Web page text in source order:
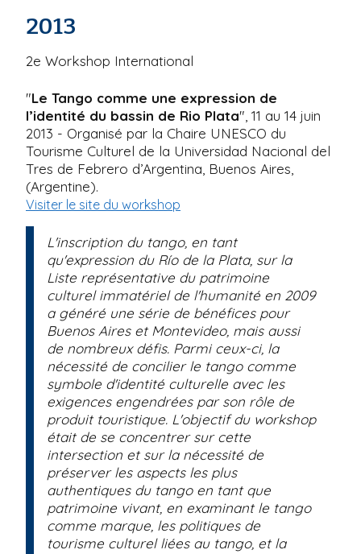
2013
2e Workshop International
"Le Tango comme une expression de
l’identité du bassin de Rio Plata", 11 au 14 juin
2013 - Organisé par la Chaire UNESCO du
Tourisme Culturel de la Universidad Nacional del
Tres de Febrero d’Argentina, Buenos Aires,
(Argentine).
Visiter le site du workshop
L'inscription du tango, en tant
qu'expression du Río de la Plata, sur la
Liste représentative du patrimoine
culturel immatériel de l'humanité en 2009
a généré une série de bénéfices pour
Buenos Aires et Montevideo, mais aussi
de nombreux défis. Parmi ceux-ci, la
nécessité de concilier le tango comme
symbole d'identité culturelle avec les
exigences engendrées par son rôle de
produit touristique. L'objectif du workshop
était de se concentrer sur cette
intersection et sur la nécessité de
préserver les aspects les plus
authentiques du tango en tant que
patrimoine vivant, en examinant le tango
comme marque, les politiques de
tourisme culturel liées au tango, et la